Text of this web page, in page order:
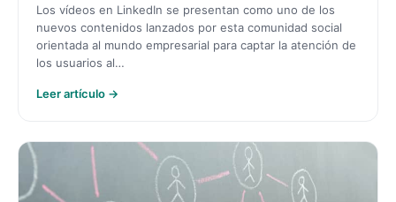
Los vídeos en LinkedIn se presentan como uno de los
nuevos contenidos lanzados por esta comunidad social
orientada al mundo empresarial para captar la atención de
los usuarios al…
Leer artículo →